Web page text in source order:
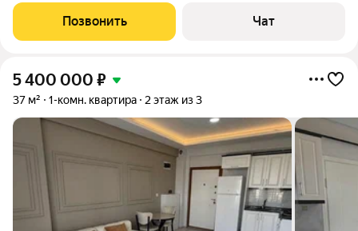
ЯндексМаркет, OZON).
Позвонить Чат
5 400 000 ₽
37 м² 1-комн. квартира 2 этаж из 3